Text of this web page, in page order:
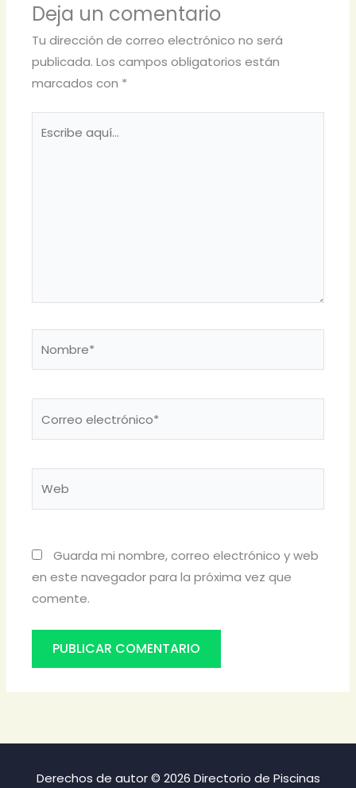
Deja un comentario
Tu dirección de correo electrónico no será
publicada. Los campos obligatorios están
marcados con *
Guarda mi nombre, correo electrónico y web
en este navegador para la próxima vez que
comente.
Derechos de autor © 2026 Directorio de Piscinas